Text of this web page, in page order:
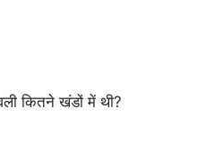
कितने खंडों में थी?